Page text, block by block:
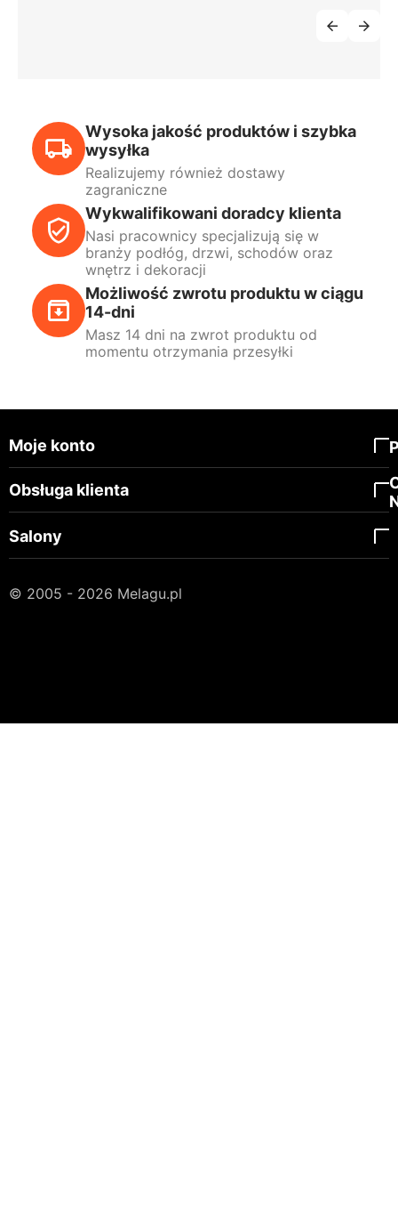
Wysoka jakość produktów i szybka
wysyłka
Realizujemy również dostawy
zagraniczne
Wykwalifikowani doradcy klienta
Nasi pracownicy specjalizują się w
branży podłóg, drzwi, schodów oraz
wnętrz i dekoracji
Możliwość zwrotu produktu w ciągu
14-dni
Masz 14 dni na zwrot produktu od
momentu otrzymania przesyłki
Moje konto
Obsługa klienta
Salony
© 2005 - 2026 Melagu.pl